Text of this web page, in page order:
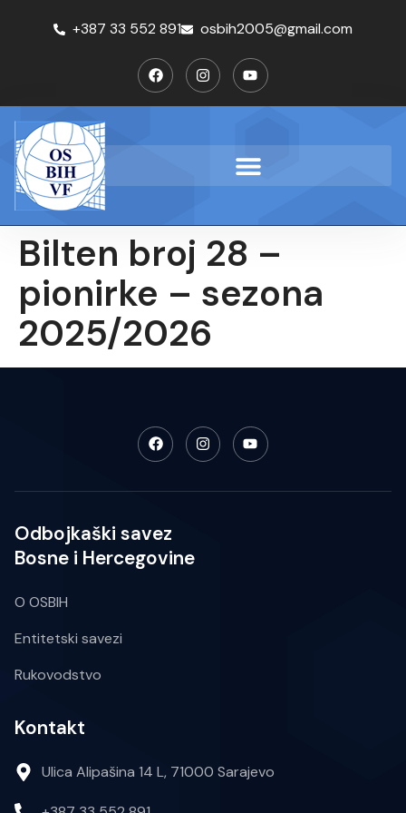
+387 33 552 891 osbih2005@gmail.com
Bilten broj 28 –
pionirke – sezona
2025/2026
Odbojkaški savez
Bosne i Hercegovine
O OSBIH
Entitetski savezi
Rukovodstvo
Kontakt
Ulica Alipašina 14 L, 71000 Sarajevo